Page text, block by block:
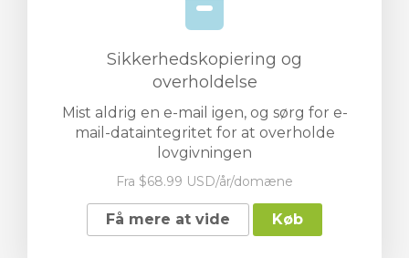
Sikkerhedskopiering og
overholdelse
Mist aldrig en e-mail igen, og sørg for e-
mail-dataintegritet for at overholde
lovgivningen
Fra $68.99 USD/år/domæne
Få mere at vide Køb